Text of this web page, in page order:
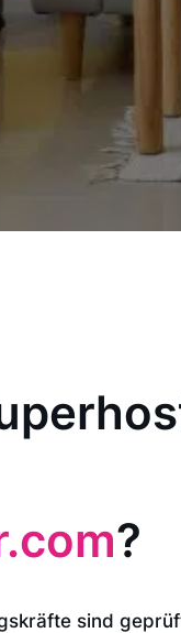
?
sind